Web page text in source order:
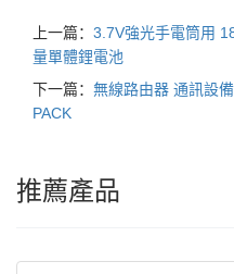
上一篇： 3.7V強光手電筒用
量單體鋰電池
下一篇： 無線路由器 通訊設
PACK
推薦產品